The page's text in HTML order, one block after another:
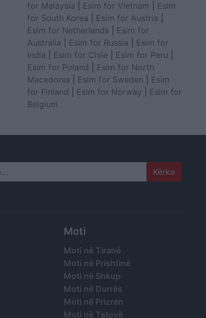
for Malaysia
Esim for Vietnam
Esim
for South Korea
Esim for Austria
Esim for Netherlands
Esim for
Australia
Esim for Russia
Esim for
India
Esim for Chile Esim for Peru
Esim for Poland
Esim for North
Macedonia
Esim for Sweden
Esim
for Finland
Esim for Norway
Esim for
Belgium
Moti
Moti në Tiranë
Moti në Prishtinë
Moti në Shkup
Moti në Durrës
Moti në Prizren
Moti në Tetovë